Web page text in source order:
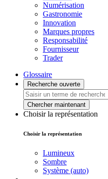
Numérisation
Gastronomie
Innovation
Marques propres
Responsabilité
Fournisseur
Trader
Glossaire
Recherche ouverte
Chercher maintenant
Choisir la représentation
Choisir la représentation
Lumineux
Sombre
Système (auto)